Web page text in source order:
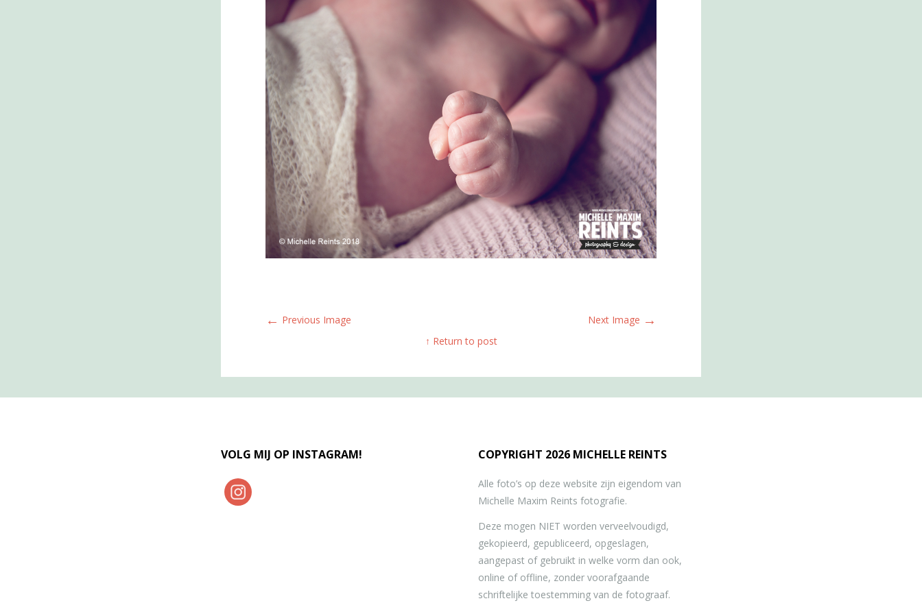
← Previous Image Next Image →
↑ Return to post
VOLG MIJ OP INSTAGRAM! COPYRIGHT 2026 MICHELLE REINTS
Alle foto’s op deze website zijn eigendom van
Michelle Maxim Reints fotografie.
Deze mogen NIET worden verveelvoudigd,
gekopieerd, gepubliceerd, opgeslagen,
aangepast of gebruikt in welke vorm dan ook,
online of offline, zonder voorafgaande
schriftelijke toestemming van de fotograaf.